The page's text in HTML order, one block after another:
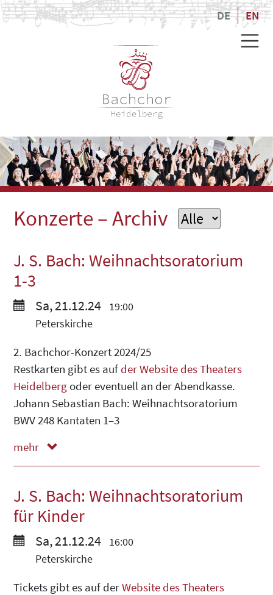
DE EN
Konzerte – Archiv
J. S. Bach: Weihnachtsoratorium
1-3
Sa, 21.12.24
19:00
Peterskirche
2. Bachchor-Konzert 2024/25
Restkarten gibt es auf der Website des Theaters
Heidelberg oder eventuell an der Abendkasse.
Johann Sebastian Bach: Weihnachtsoratorium
BWV 248 Kantaten 1–3
mehr
weniger
J. S. Bach: Weihnachtsoratorium
für Kinder
Sa, 21.12.24
16:00
Peterskirche
Tickets gibt es auf derWebsite des Theaters